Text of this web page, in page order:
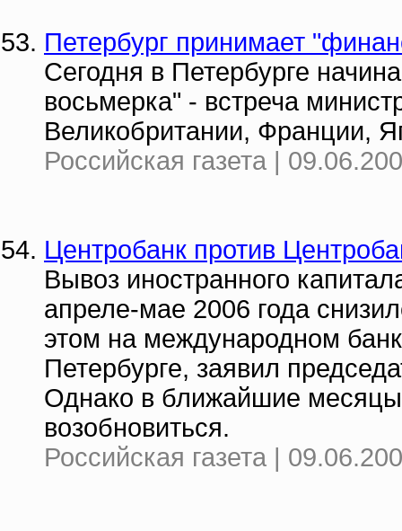
Петербург принимает
Сегодня в Петербурге
восьмерка" - встреча
Великобритании, Франции,
Российская газета |
Центробанк против
Вывоз иностранного
апреле-мае 2006 года
этом на международном
Петербурге, заявил
Однако в ближайшие месяцы
возобновиться.
Российская газета |